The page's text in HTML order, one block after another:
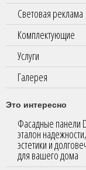
Световая реклама
Комплектующие
Услуги
Галерея
Это интересно
Фасадные панели
эталон надежности,
эстетики и
для вашего дома